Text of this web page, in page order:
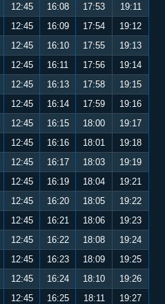
12:45 16:08 17:53
19:11
12:45 16:09 17:54
19:12
12:45 16:10 17:55
19:13
12:45 16:11 17:56
19:14
12:45 16:13 17:58
19:15
12:45 16:14 17:59
19:16
12:45 16:15 18:00
19:17
12:45 16:16 18:01
19:18
12:45 16:17 18:03
19:19
12:45 16:19 18:04
19:21
12:45 16:20 18:05
19:22
12:45 16:21 18:06
19:23
12:45 16:22 18:08
19:24
12:45 16:23 18:09
19:25
12:45 16:24 18:10
19:26
12:45 16:25 18:11
19:27